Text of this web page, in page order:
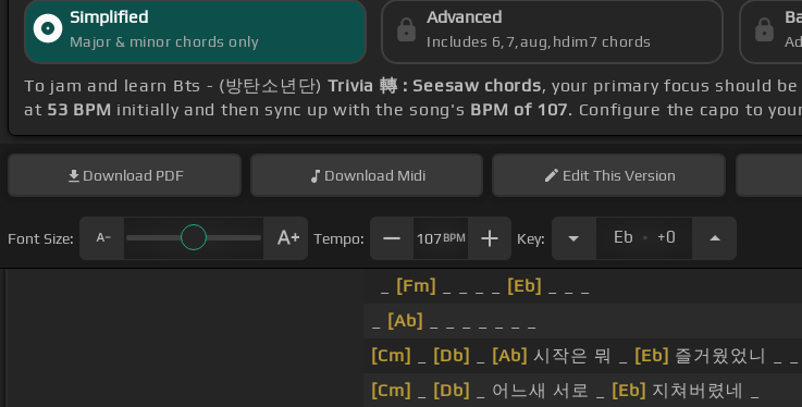
Simplified
Major & minor chords only
Advanced
Includes 6,7,aug,hdim7 chords
To jam and learn Bts - (방탄소년단) Trivia 轉 : Seesaw chords, your primary focus should
at 53 BPM initially and then sync up with the song's BPM of 107. Configure the capo to
Download PDF Download Midi EditThis Version
Font Size: Tempo: 107BPM Key: Eb . +0
[Fm] [Eb]
[Ab]
[Cm]
[Db] [Ab] 시작은 뭐 _ [Eb] 즐거웠었니 _
[Cm]
[Db] _ 어느새 서로 _ [Eb] 지쳐버렸네 _